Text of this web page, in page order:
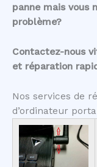
panne mais vous
problème?
Contactez-nous
et réparation
Nos services de
d’ordinateur